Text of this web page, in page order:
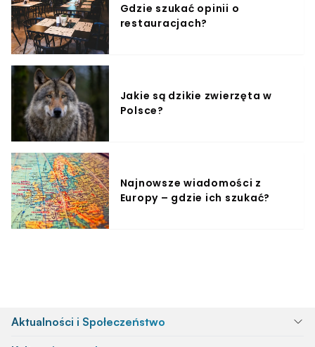
Gdzie szukać opinii o
restauracjach?
Jakie są dzikie zwierzęta w
Polsce?
Najnowsze wiadomości z
Europy – gdzie ich szukać?
Aktualności i Społeczeństwo